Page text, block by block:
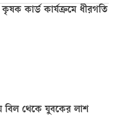
কার্ড কার্যক্রমে ধীরগতি
বিল থেকে যুবকের লাশ